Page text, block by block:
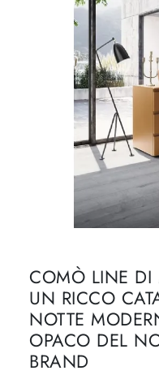
COMÒ LINE DI
UN RICCO
NOTTE
OPACO DEL
BRAND